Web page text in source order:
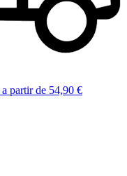
a partir de 54,90 €